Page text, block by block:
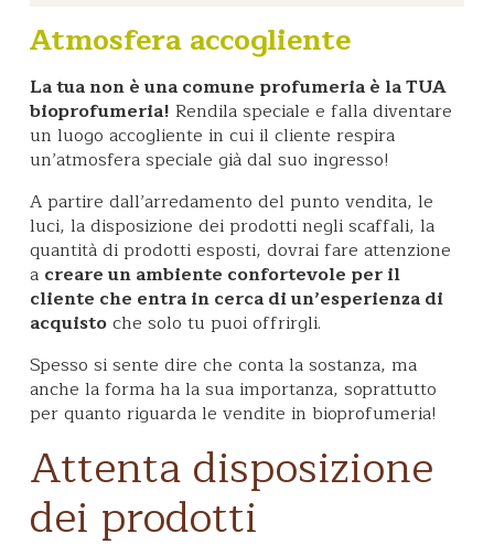
Atmosfera accogliente
La tua non è una comune profumeria è la TUA
bioprofumeria! Rendila speciale e falla diventare
un luogo accogliente in cui il cliente respira
un’atmosfera speciale già dal suo ingresso!
A partire dall’arredamento del punto vendita, le
luci, la disposizione dei prodotti negli scaffali, la
quantità di prodotti esposti, dovrai fare attenzione
a creare un ambiente confortevole per il
cliente che entra in cerca di un’esperienza di
acquistoche solo tu puoi offrirgli.
Spesso si sente dire che conta la sostanza, ma
anche la forma ha la sua importanza, soprattutto
per quanto riguarda le vendite in bioprofumeria!
Attenta disposizione
dei prodotti